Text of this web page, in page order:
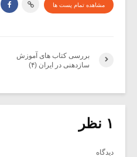
مشاهده تمام پست ها
بررسی کتاب های آموزش
سازدهنی در ایران (۴)
۱ نظر
دیدگاه